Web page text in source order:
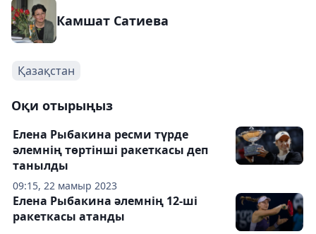
Камшат Сатиева
Қазақстан
Оқи отырыңыз
09:15, 22 мамыр 2023
Елена Рыбакина ресми түрде
әлемнің төртінші ракеткасы деп
танылды
Елена Рыбакина әлемнің 12-ші
ракеткасы атанды